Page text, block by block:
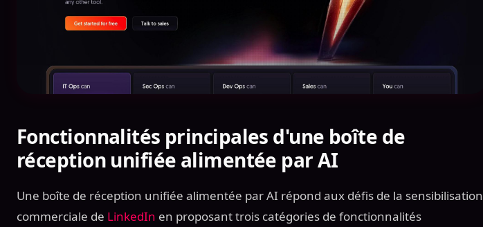
Fonctionnalités principales d'une boîte de
réception unifiée alimentée par AI
Une boîte de réception unifiée alimentée par AI répond aux défis de la sensibilisation
commerciale de LinkedIn en proposant trois catégories de fonctionnalités